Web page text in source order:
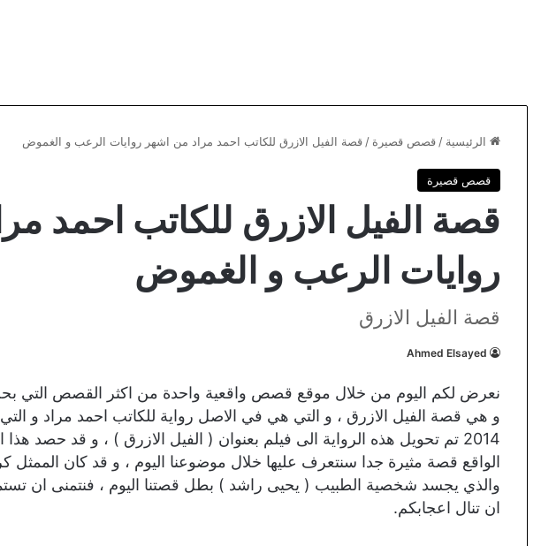
الرئيسية / قصص قصيرة / قصة الفيل الازرق للكاتب احمد مراد من اشهر روايات الرعب و الغموض
قصص قصيرة
قصة الفيل الازرق للكاتب احمد
روايات الرعب و الغموض
قصة الفيل الازرق
Ahmed Elsayed
نعرض لكم اليوم من خلال موقع قصص واقعية واحدة من اكثر القصص التي بحث
2014 تم تحويل هذه الرواية الى فيلم بعنوان ( الفيل الازرق ) ، و قد حصد
الواقع قصة مثيرة جدا سنتعرف عليها خلال موضوعنا اليوم ، و قد كان الممثل
والذي يجسد شخصية الطبيب ( يحيى راشد ) بطل قصتنا اليوم ، فنتمنى ان
ان تنال اعجابكم.